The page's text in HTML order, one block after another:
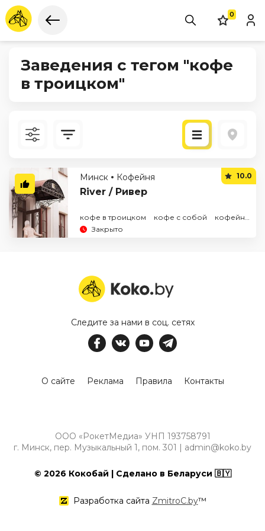
0
Заведения с тегом "кофе
в троицком"
По рейтингуМинск Кофейня
River / Ривер
10.0
кофе в троицком кофе с собой
кофейня в центре
Закрыто
Следите за нами в соц. сетях
О сайте Реклама Правила Контакты
ООО «РокетМедиа» УНП 193758791
г. Минск, пер. Музыкальный 1, пом. 301 | admin@koko.by
© 2026 Кокобай | Сделано в Беларуси 🇧🇾
Разработка сайта ZmitroC.by™